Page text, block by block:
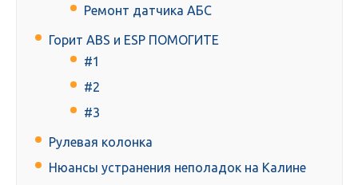
Ремонт датчика АБС
Горит ABS и ESP ПОМОГИТЕ
#1
#2
#3
Рулевая колонка
Нюансы устранения неполадок на Калине